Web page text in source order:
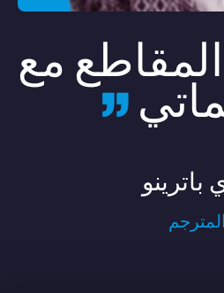
مع
باترينو
المترجم